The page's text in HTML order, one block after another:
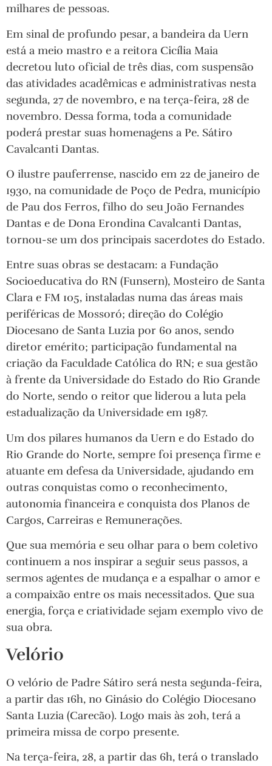
milhares de pessoas.
Em sinal de profundo pesar, a bandeira da Uern
está a meio mastro e a reitora Cicília Maia
decretou luto oficial de três dias, com suspensão
das atividades acadêmicas e administrativas nesta
segunda, 27 de novembro, e na terça-feira, 28 de
novembro. Dessa forma, toda a comunidade
poderá prestar suas homenagens a Pe. Sátiro
Cavalcanti Dantas.
O ilustre pauferrense, nascido em 22 de janeiro de
1930, na comunidade de Poço de Pedra, município
de Pau dos Ferros, filho do seu João Fernandes
Dantas e de Dona Erondina Cavalcanti Dantas,
tornou-se um dos principais sacerdotes do Estado.
Entre suas obras se destacam: a Fundação
Socioeducativa do RN (Funsern), Mosteiro de Santa
Clara e FM 105, instaladas numa das áreas mais
periféricas de Mossoró; direção do Colégio
Diocesano de Santa Luzia por 60 anos, sendo
diretor emérito; participação fundamental na
criação da Faculdade Católica do RN; e sua gestão
à frente da Universidade do Estado do Rio Grande
do Norte, sendo o reitor que liderou a luta pela
estadualização da Universidade em 1987.
Um dos pilares humanos da Uern e do Estado do
Rio Grande do Norte, sempre foi presença firme e
atuante em defesa da Universidade, ajudando em
outras conquistas como o reconhecimento,
autonomia financeira e conquista dos Planos de
Cargos, Carreiras e Remunerações.
Que sua memória e seu olhar para o bem coletivo
continuem a nos inspirar a seguir seus passos, a
sermos agentes de mudança e a espalhar o amor e
a compaixão entre os mais necessitados. Que sua
energia, força e criatividade sejam exemplo vivo de
sua obra.
Velório
O velório de Padre Sátiro será nesta segunda-feira,
a partir das 16h, no Ginásio do Colégio Diocesano
Santa Luzia (Carecão). Logo mais às 20h, terá a
primeira missa de corpo presente.
Na terça-feira, 28, a partir das 6h, terá o translado